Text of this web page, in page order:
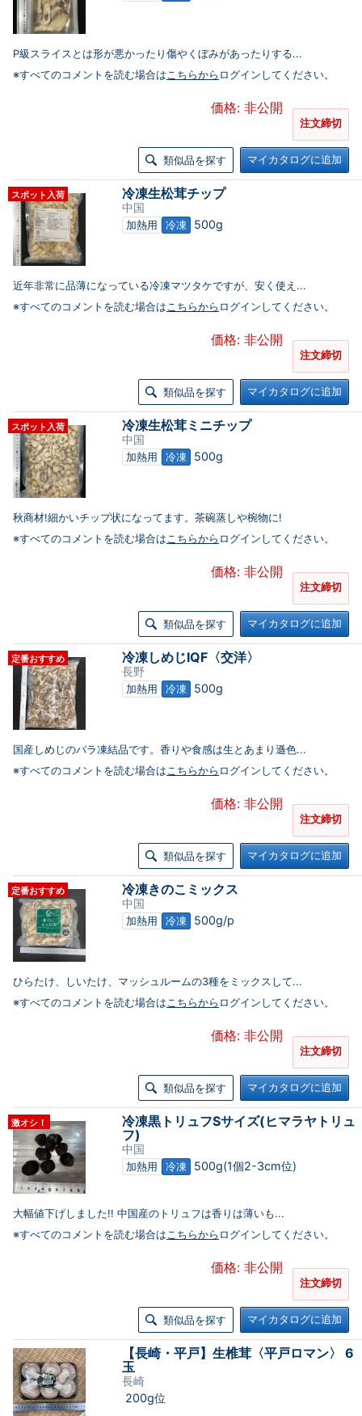
P級スライスとは形が悪かったり傷やくぼみがあったりする...
※すべてのコメントを読む場合はこちらから ログインしてください。
価格: 非公開
注文締切
類似品を探す マイカタログに追加
スポット入荷 冷凍生松茸チップ
中国
加熱用 冷凍 500g
近年非常に品薄になっている冷凍マツタケですが、安く使え...
※すべてのコメントを読む場合はこちらから ログインしてください。
価格: 非公開
注文締切
類似品を探す マイカタログに追加
スポット入荷 冷凍生松茸ミニチップ
中国
加熱用 冷凍 500g
秋商材!細かいチップ状になってます。茶碗蒸しや椀物に!
※すべてのコメントを読む場合はこちらから ログインしてください。
価格: 非公開
注文締切
類似品を探す マイカタログに追加
定番おすすめ 冷凍しめじIQF〈交洋〉
長野
加熱用 冷凍 500g
国産しめじのバラ凍結品です。香りや食感は生とあまり遜色...
※すべてのコメントを読む場合はこちらから ログインしてください。
価格: 非公開
注文締切
類似品を探す マイカタログに追加
定番おすすめ 冷凍きのこミックス
中国
加熱用 冷凍 500g/p
ひらたけ、しいたけ、マッシュルームの3種をミックスして...
※すべてのコメントを読む場合はこちらから ログインしてください。
価格: 非公開
注文締切
類似品を探す マイカタログに追加
激オシ！
冷凍黒トリュフSサイズ(ヒマラヤトリュ
フ)
中国
加熱用 冷凍 500g(1個2-3cm位)
大幅値下げしました!! 中国産のトリュフは香りは薄いも...
※すべてのコメントを読む場合はこちらから ログインしてください。
価格: 非公開
注文締切
類似品を探す マイカタログに追加
【長崎・平戸】生椎茸〈平戸ロマン〉 6
玉
長崎
200g位